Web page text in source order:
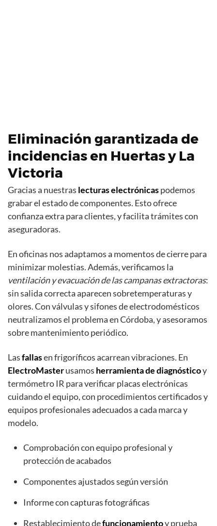
Eliminación garantizada de
incidencias en Huertas y La
Victoria
Gracias a nuestras lecturas electrónicaspodemos
grabar el estado de componentes. Esto ofrece
confianza extra para clientes, y facilita trámites con
aseguradoras.
En oficinas nos adaptamos a momentos de cierre para
minimizar molestias. Además, verificamos la
ventilación y evacuación de las campanas extractoras:
sin salida correcta aparecen sobretemperaturas y
olores. Con válvulas y sifones de electrodomésticos
neutralizamos el problema en Córdoba, y asesoramos
sobre mantenimiento periódico.
Lasfallasen frigoríficos acarrean vibraciones. En
ElectroMasterusamos herramienta de diagnósticoy
termómetro IR para verificar placas electrónicas
cuidando el equipo, con procedimientos certificados y
equipos profesionales adecuados a cada marca y
modelo.
Comprobación con equipo profesional y
protección de acabados
Componentes ajustados según versión
Informe con capturas fotográficas
Restablecimiento defuncionamientoy prueba